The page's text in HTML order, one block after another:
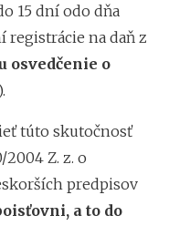
15 dní odo dňa
na daň z
osvedčenie o
túto skutočnosť
2004 Z. z. o
predpisov
a to do